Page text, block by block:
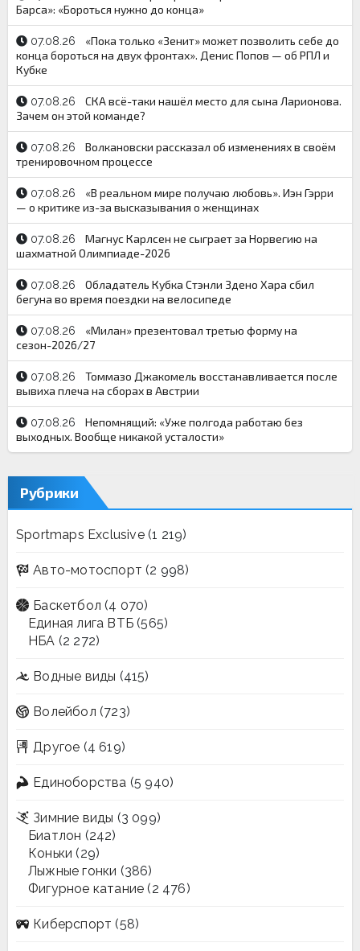
Барса»: «Бороться нужно до конца»
07.08.26
«Пока только «Зенит» может позволить себе до
конца бороться на двух фронтах». Денис Попов — об РПЛ и
Кубке
07.08.26
СКА всё-таки нашёл место для сына Ларионова.
Зачем он этой команде?
07.08.26
Волкановски рассказал об изменениях в своём
тренировочном процессе
07.08.26
«В реальном мире получаю любовь». Иэн Гэрри
— о критике из-за высказывания о женщинах
07.08.26
Магнус Карлсен не сыграет за Норвегию на
шахматной Олимпиаде-2026
07.08.26
Обладатель Кубка Стэнли Здено Хара сбил
бегуна во время поездки на велосипеде
07.08.26
«Милан» презентовал третью форму на
сезон-2026/27
07.08.26
Томмазо Джакомель восстанавливается после
вывиха плеча на сборах в Австрии
07.08.26
Непомнящий: «Уже полгода работаю без
выходных. Вообще никакой усталости»
Рубрики
Sportmaps Exclusive(1 219)
Авто-мотоспорт (2 998)
Баскетбол (4 070)
Единая лига ВТБ (565)
НБА (2 272)
Водные виды (415)
Волейбол (723)
Другое (4 619)
Единоборства (5 940)
Зимние виды (3 099)
Биатлон (242)
Коньки (29)
Лыжные гонки (386)
Фигурное катание (2 476)
Киберспорт (58)